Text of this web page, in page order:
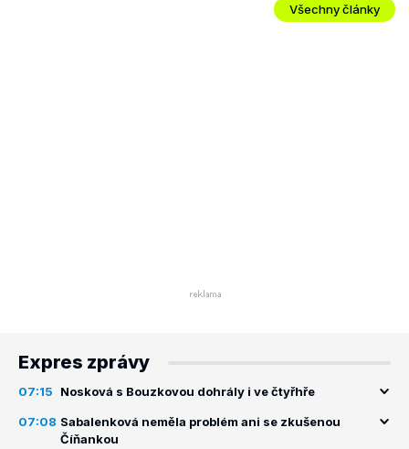
Všechny články
Expres zprávy
07:15 Nosková s Bouzkovou dohrály i ve čtyřhře
07:08 Sabalenková neměla problém ani se zkušenou
Číňankou